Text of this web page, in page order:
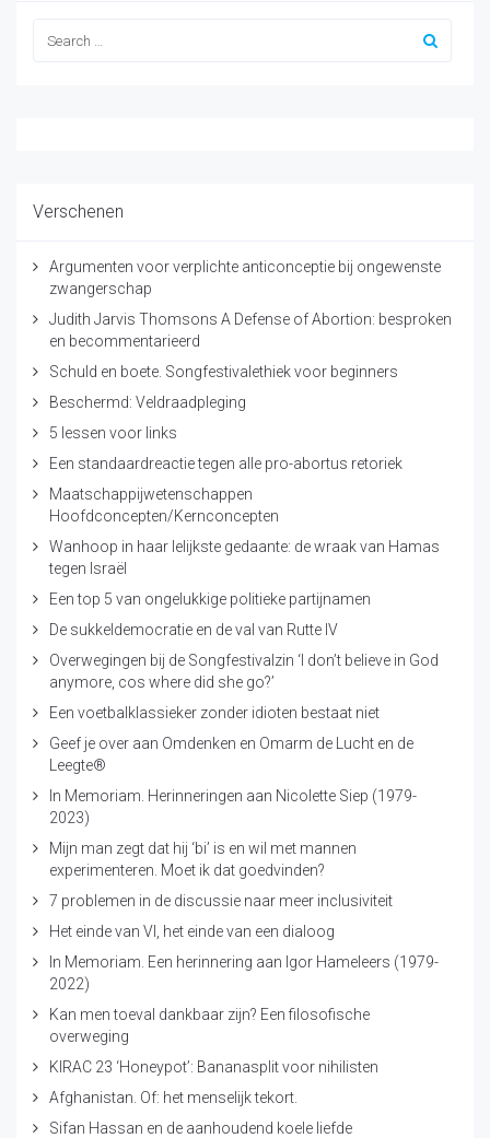
Verschenen
Argumenten voor verplichte anticonceptie bij ongewenste
zwangerschap
Judith Jarvis Thomsons A Defense of Abortion: besproken
en becommentarieerd
Schuld en boete. Songfestivalethiek voor beginners
Beschermd: Veldraadpleging
5 lessen voor links
Een standaardreactie tegen alle pro-abortus retoriek
Maatschappijwetenschappen
Hoofdconcepten/Kernconcepten
Wanhoop in haar lelijkste gedaante: de wraak van Hamas
tegen Israël
Een top 5 van ongelukkige politieke partijnamen
De sukkeldemocratie en de val van Rutte IV
Overwegingen bij de Songfestivalzin ‘I don’t believe in God
anymore, cos where did she go?’
Een voetbalklassieker zonder idioten bestaat niet
Geef je over aan Omdenken en Omarm de Lucht en de
Leegte®
In Memoriam. Herinneringen aan Nicolette Siep (1979-
2023)
Mijn man zegt dat hij ‘bi’ is en wil met mannen
experimenteren. Moet ik dat goedvinden?
7 problemen in de discussie naar meer inclusiviteit
Het einde van VI, het einde van een dialoog
In Memoriam. Een herinnering aan Igor Hameleers (1979-
2022)
Kan men toeval dankbaar zijn? Een filosofische
overweging
KIRAC 23 ‘Honeypot’: Bananasplit voor nihilisten
Afghanistan. Of: het menselijk tekort.
Sifan Hassan en de aanhoudend koele liefde